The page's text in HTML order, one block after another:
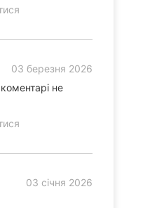
03 березня 2026
не
03 січня 2026